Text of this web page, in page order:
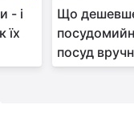
- і
їх
Що
посуд